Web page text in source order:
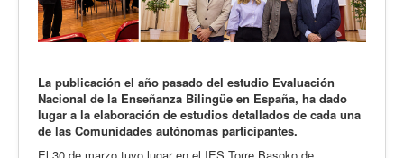
La publicación el año pasado del estudio Evaluación
Nacional de la Enseñanza Bilingüe en España, ha dado
lugar a la elaboración de estudios detallados de cada una
de las Comunidades autónomas participantes.
El 30 de marzo tuvo lugar en el IES Torre Basoko de